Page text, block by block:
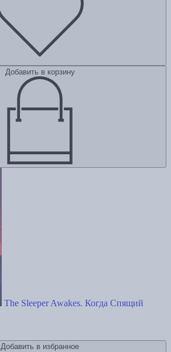
Добавить в корзину
The Sleeper Awakes. Когда Спящий
Добавить в избранное